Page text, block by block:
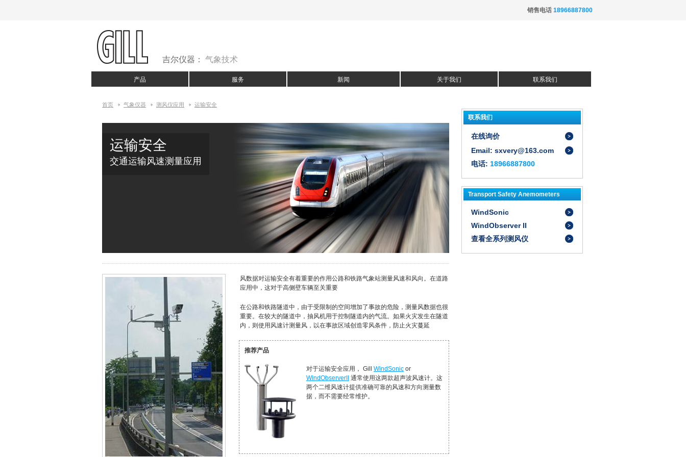
吉尔仪器： 气象技术
销售电话 18966887800
产品 服务 新闻 关于我们 联系我们
首页 气象仪器 测风仪应用 运输安全
运输安全
交通运输风速测量应用
风数据对运输安全有着重要的作用公路和铁路气象站测量风速和风向。在道路
应用中，这对于高侧壁车辆至关重要
在公路和铁路隧道中，由于受限制的空间增加了事故的危险，测量风数据也很
重要。在较大的隧道中，抽风机用于控制隧道内的气流。如果火灾发生在隧道
内，则使用风速计测量风，以在事故区域创造零风条件，防止火灾蔓延
推荐产品
对于运输安全应用， Gill WindSonic or
WindObserverII
通常使用这两款超声波风速计。这
两个二维风速计提供准确可靠的风速和方向测量数
据，而不需要经常维护。
联系我们
在线询价
Email: sxvery@163.com
电话: 18966887800
Transport Safety Anemometers
WindSonic
WindObserver II
查看全系列测风仪